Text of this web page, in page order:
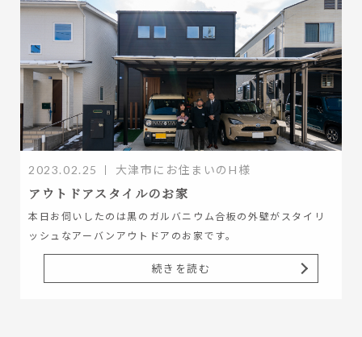
2023.02.25 大津市にお住まいのH様
アウトドアスタイルのお家
本日お伺いしたのは黒のガルバニウム合板の外壁がスタイリ
ッシュなアーバンアウトドアのお家です。
続きを読む